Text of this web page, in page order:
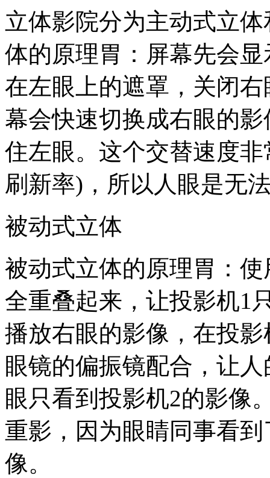
立体影院分为主动式立
体的原理胃：屏幕先会
在左眼上的遮罩，关闭
幕会快速切换成右眼的
住左眼。这个交替速度
刷新率)，所以人眼是无
被动式立体
被动式立体的原理胃：
全重叠起来，让投影机1
播放右眼的影像，在投
眼镜的偏振镜配合，让
眼只看到投影机2的影像
重影，因为眼睛同事看
像。